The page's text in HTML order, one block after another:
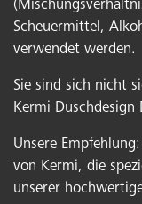
Scheuermittel,
verwendet werden.
Sie sind sich nicht
Kermi Duschdesign
Unsere
von Kermi, die
unserer